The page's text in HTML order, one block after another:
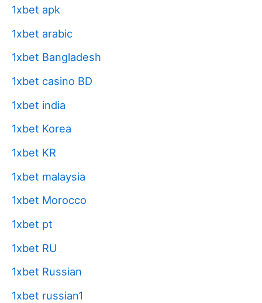
1xbet apk
1xbet arabic
1xbet Bangladesh
1xbet casino BD
1xbet india
1xbet Korea
1xbet KR
1xbet malaysia
1xbet Morocco
1xbet pt
1xbet RU
1xbet Russian
1xbet russian1